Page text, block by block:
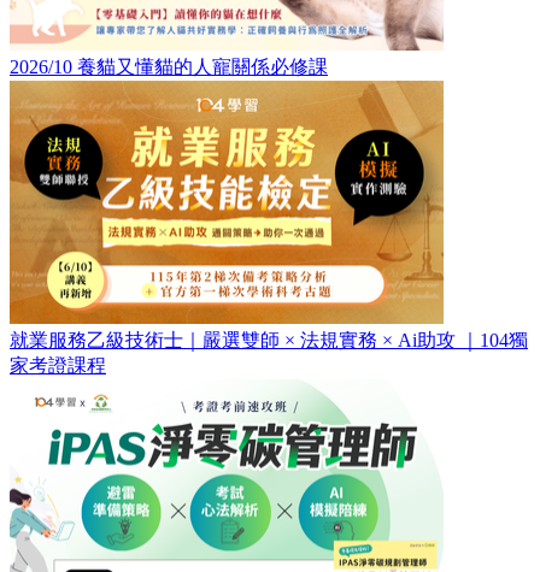
2026/10 養貓又懂貓的人寵關係必修課
就業服務乙級技術士｜嚴選雙師 × 法規實務 × Ai助攻 ｜104獨
家考證課程